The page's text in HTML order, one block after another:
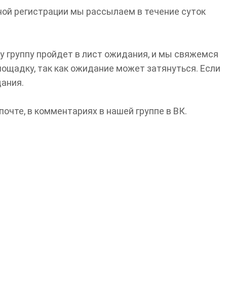
регистрации мы рассылаем в течение суток
группу пройдет в лист ожидания, и мы свяжемся
так как ожидание может затянуться. Если
в комментариях в нашей группе в ВК.